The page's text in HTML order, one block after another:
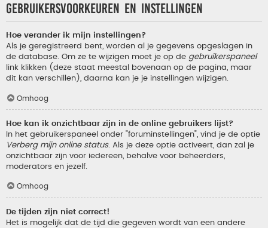
Gebruikersvoorkeuren en instellingen
Hoe verander ik mijn instellingen?
Als je geregistreerd bent, worden al je gegevens opgeslagen in
de database. Om ze te wijzigen moet je op de gebruikerspaneel
link klikken (deze staat meestal bovenaan op de pagina, maar
dit kan verschillen), daarna kan je je instellingen wijzigen.
Omhoog
Hoe kan ik onzichtbaar zijn in de online gebruikers lijst?
In het gebruikerspaneel onder "foruminstellingen", vind je de optie
Verberg mijn online status. Als je deze optie activeert, dan zal je
onzichtbaar zijn voor iedereen, behalve voor beheerders,
moderators en jezelf.
Omhoog
De tijden zijn niet correct!
Het is mogelijk dat de tijd die gegeven wordt van een andere